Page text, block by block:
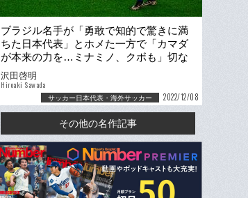
ブラジル名手が「勇敢で知的で驚きに満
ちた日本代表」とホメた一方で「カマダ
が本来の力を…ミナミノ、クボも」切な
い報道な理由
沢田啓明
Hiroaki Sawada
サッカー日本代表・海外サッカー 2022/12/08
その他の名作記事